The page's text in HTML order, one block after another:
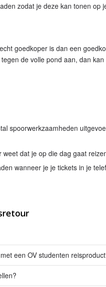
zodat je deze kan tonen op
goedkoper is dan een
de volle pond aan, dan
spoorwerkzaamheden
dat je op die dag gaat
wanneer je je tickets in je
een OV studenten